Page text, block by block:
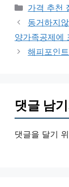
카
테
고
리
가격 추천
동거하지
양가족공제에
해피포인
댓글 남
댓글을 달기